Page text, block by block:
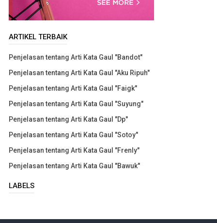
ARTIKEL TERBAIK
Penjelasan tentang Arti Kata Gaul "Bandot"
Penjelasan tentang Arti Kata Gaul "Aku Ripuh"
Penjelasan tentang Arti Kata Gaul "Faigk"
Penjelasan tentang Arti Kata Gaul "Suyung"
Penjelasan tentang Arti Kata Gaul "Dp"
Penjelasan tentang Arti Kata Gaul "Sotoy"
Penjelasan tentang Arti Kata Gaul "Frenly"
Penjelasan tentang Arti Kata Gaul "Bawuk"
LABELS